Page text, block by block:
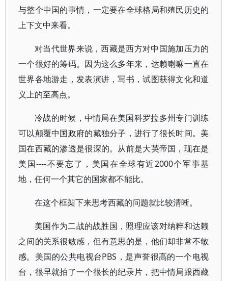
与整个中国的事情，一定要在全球格局和殖民历史的
上下文中来看。
对当代世界来说，西藏是西方对中国施加压力的
一个很好的筹码。因为这么多年来，达赖喇嘛一直在
世界各地游走，发表演讲，写书，试图获得文化和道
义上的至高点。
冷战的时候，中情局在美国科罗拉多州专门训练
可以颠覆中国政府的藏独分子，进行了很长时间。美
国在西藏的渗透是很深的。从前是大英帝国，现在是
美国----不要忘了，美国在全球有近2000个军事基
地，任何一个其它的国家都不能比。
在这个框架下来思考西藏的问题就比较清晰。
美国作为二战的战胜国，照理应该对纳粹和达赖
之间的关系很敏感，但有意思的是，他们却非常不敏
感。美国的公共电视台PBS，是声誉很高的一个电视
台，很早就拍了一个很长的纪录片，把中情局跟西藏